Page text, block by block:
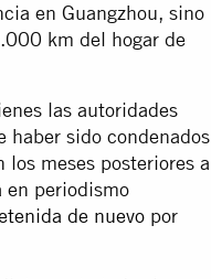
en Guangzhou, sino
km del hogar de
las autoridades
haber sido condenados
meses posteriores a
en periodismo
de nuevo por